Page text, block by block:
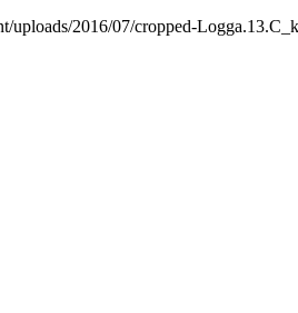
uploads/2016/07/cropped-